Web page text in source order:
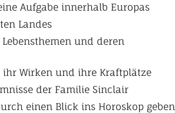
Aufgabe innerhalb Europas
Landes
und deren
ihr Wirken und ihre Kraftplätze
der Familie Sinclair
einen Blick ins Horoskop geben